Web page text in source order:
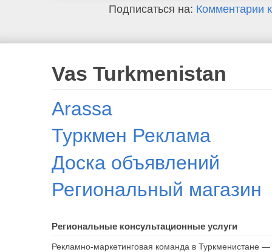
Подписаться на: Комментарии
Vas Turkmenistan
Arassa
Туркмен Реклама
Доска объявлений
Региональный магазин
Региональные консультационные услуги
Рекламно-маркетинговая команда в Туркменистане —